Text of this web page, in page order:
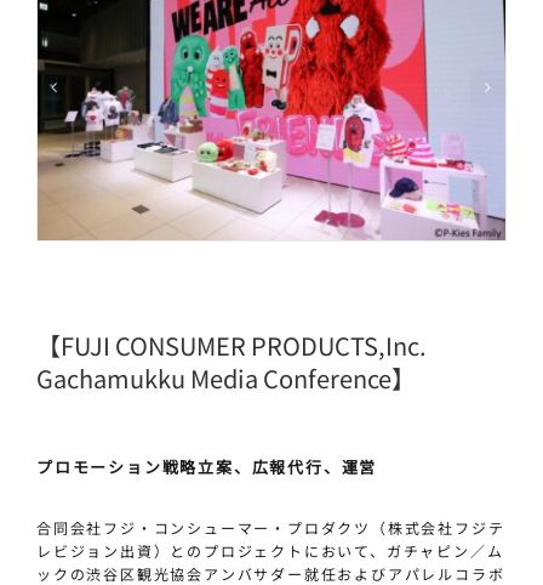
【FUJI CONSUMER PRODUCTS,Inc.
Gachamukku Media Conference】
プロモーション戦略立案、広報代行、運営
合同会社フジ・コンシューマー・プロダクツ（株式会社フジテ
レビジョン出資）とのプロジェクトにおいて、ガチャピン／ム
ックの渋谷区観光協会アンバサダー就任およびアパレルコラボ